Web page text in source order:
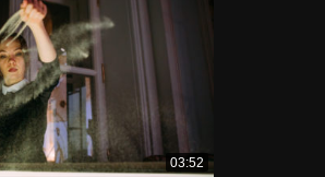
03:52